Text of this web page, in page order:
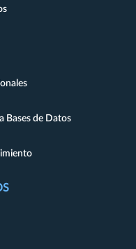
Bases de Datos